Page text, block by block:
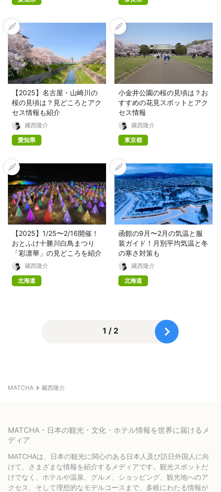
MATCHA 藏西隆介
【2025】名古屋・山崎川の
桜の見頃は？見どころとアク
セス情報も紹介
藏西隆介
愛知県
小金井公園の桜の見頃は？お
すすめの花見スポットとアク
セス情報
藏西隆介
東京都
【2025】1/25〜2/16開催！
おとふけ十勝川白鳥まつり
「彩凛華」の見どころを紹介
藏西隆介
北海道
函館の9月〜2月の気温と服
装ガイド！月別平均気温と冬
の寒さ対策も
藏西隆介
北海道
1 / 2
MATCHA - 日本の観光・文化・ホテル情報を世界に届けるメ
ディア
MATCHAは、日本の観光に関心のある日本人及び訪日外国人に向
けて、さまざまな情報を紹介するメディアです。観光スポットだ
けでなく、ホテルや温泉、グルメ、ショッピング、観光地へのア
クセス、そして理想的なモデルコースまで、多岐にわたる情報が